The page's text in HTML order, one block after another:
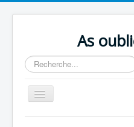
As
Rechercher
Basculer
la